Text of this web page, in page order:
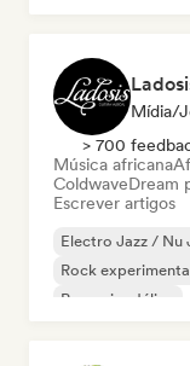
Mídia/
> 700
Música africana
ColdwaveDream
Escrever artigos
Electro Jazz / Nu
Rock
Pop psicodélico